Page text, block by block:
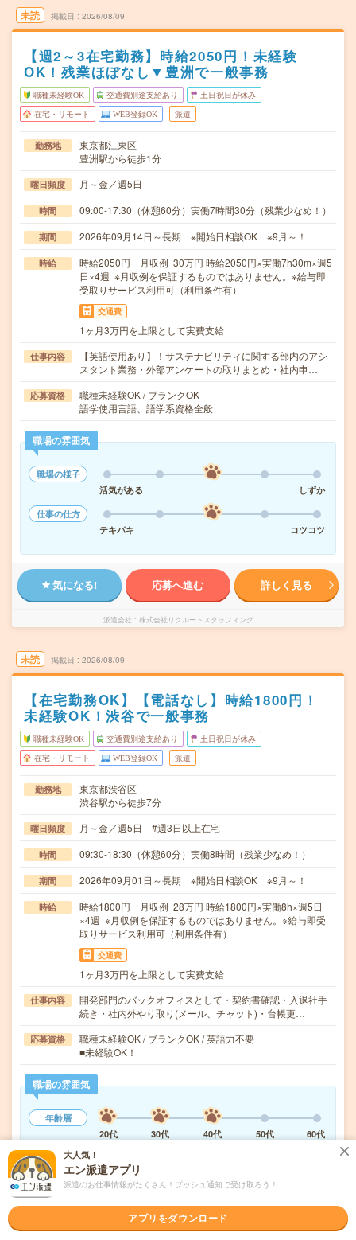
未読 掲載日 2026/08/09
【週2～3在宅勤務】時給2050円！未経験
OK！残業ほぼなし▼豊洲で一般事務
職種未経験OK 交通費別途支給あり 土日祝日が休み
在宅・リモート WEB登録OK 派遣
勤務地
東京都江東区
豊洲駅から徒歩1分
曜日頻度 月～金／週5日
時間 09:00-17:30（休憩60分）実働7時間30分（残業少なめ！）
期間 2026年09月14日～長期 ※開始日相談OK ※9月～！
時給
時給2050円 月収例 30万円 時給2050円×実働7h30m×週5
日×4週 ※月収例を保証するものではありません。※給与即
受取りサービス利用可（利用条件有）
交通費
1ヶ月3万円を上限として実費支給
仕事内容
【英語使用あり】！サステナビリティに関する部内のアシ
スタント業務・外部アンケートの取りまとめ・社内申…
応募資格
職種未経験OK / ブランクOK
語学使用言語、語学系資格全般
職場の雰囲気
職場の様子
活気がある
しずか
仕事の仕方
テキパキ
コツコツ
気になる! 応募へ進む 詳しく見る
派遣会社 株式会社リクルートスタッフィング
未読 掲載日 2026/08/09
【在宅勤務OK】【電話なし】時給1800円！
未経験OK！渋谷で一般事務
職種未経験OK 交通費別途支給あり 土日祝日が休み
在宅・リモート WEB登録OK 派遣
勤務地
東京都渋谷区
渋谷駅から徒歩7分
曜日頻度 月～金／週5日 #週3日以上在宅
時間 09:30-18:30（休憩60分）実働8時間（残業少なめ！）
期間 2026年09月01日～長期 ※開始日相談OK ※9月～！
時給
時給1800円 月収例 28万円 時給1800円×実働8h×週5日
×4週 ※月収例を保証するものではありません。※給与即受
取りサービス利用可（利用条件有）
交通費
1ヶ月3万円を上限として実費支給
仕事内容
開発部門のバックオフィスとして・契約書確認・入退社手
続き・社内外やり取り(メール、チャット)・台帳更…
応募資格
職種未経験OK / ブランクOK / 英語力不要
■未経験OK！
職場の雰囲気
年齢層
20代
30代 40代 50代
60代
職場の様子
活気がある
大人気！
エン派遣アプリ
派遣のお仕事情報がたくさん！プッシュ通知で受け取ろう！
アプリをダウンロード